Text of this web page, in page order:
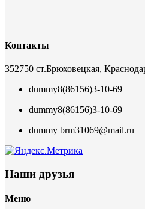
Контакты
352750 ст.Брюховецкая,
dummy8(86156)3-10-69
dummy8(86156)3-10-69
dummy brm31069@mail.ru
Наши друзья
Меню